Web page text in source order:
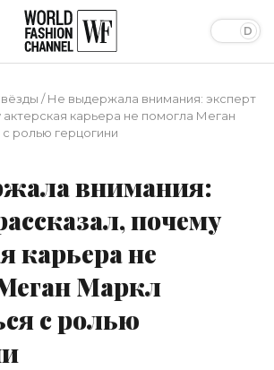
/Не выдержала внимания: эксперт
актерская карьера не помогла Меган
ролью герцогини
внимания:
почему
карьера не
Маркл
с ролью